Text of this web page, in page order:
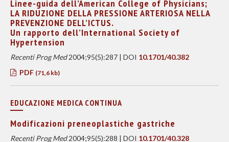
Linee-guida dell’American College of Physicians;
LA RIDUZIONE DELLA PRESSIONE ARTERIOSA NELLA
PREVENZIONE DELL’ICTUS.
Un rapporto dell’International Society of
Hypertension
Recenti Prog Med2004;95(5):287 | DOI 10.1701/40.382
PDF (71,6 kb)
EDUCAZIONE MEDICA CONTINUA
Modificazioni preneoplastiche gastriche
Recenti Prog Med2004;95(5):288 | DOI 10.1701/40.328